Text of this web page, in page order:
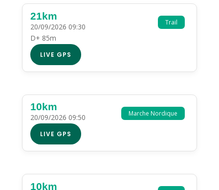
Trail
21km
20/09/2026 09:30
D+ 85m
LIVE GPS
Marche Nordique
10km
20/09/2026 09:50
LIVE GPS
10km